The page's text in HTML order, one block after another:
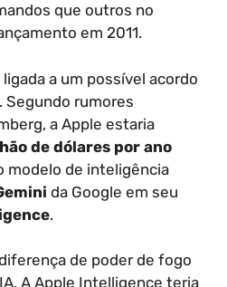
que outros no
em 2011.
a um possível acordo
Segundo rumores
a Apple estaria
de dólares por ano
modelo de inteligência
da Google em seu
.
de poder de fogo
A Apple Intelligence teria